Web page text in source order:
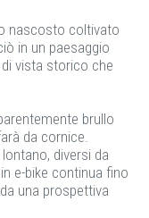
nascosto coltivato
in un paesaggio
vista storico che
brullo
da cornice.
diversi da
e-bike continua fino
una prospettiva